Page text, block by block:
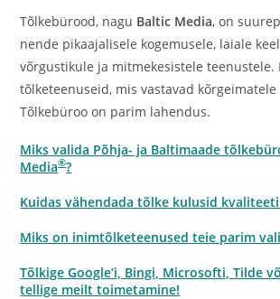
Tõlkebürood, nagu Baltic Media, on
nende pikaajalisele kogemusele, laiale
võrgustikule ja mitmekesistele teenustele.
tõlketeenuseid, mis vastavad
Tõlkebüroo on parim lahendus.
Miks valida Põhja- ja Baltimaade
Media®?
Kuidas vähendada tõlke kulusid
Miks on inimtõlketeenused teie parim
Tõlkige Google’i, Bingi, Microsofti, Tilde
tellige meilt toimetamine!